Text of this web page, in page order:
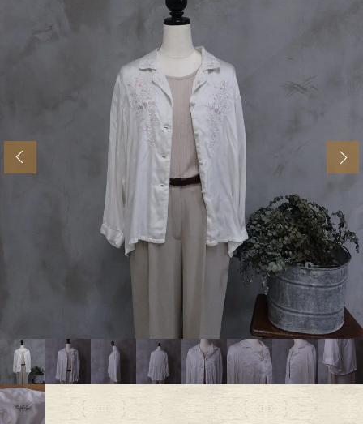
お気に入り
International Shipping
特集一覧
ブランドから探す
年代から探す 古着卸DOCK
メンズ商品カテゴリーから探す
Tops Outer
Bottoms Fafatt